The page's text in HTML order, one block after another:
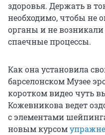
здоровья. Держать в
необходимо, чтобы не
органы и не
спаечные процессы.
Как она установила
барселонском Музее
коротком видео чуть
Кожевникова ведет
с элементами
новым курсом